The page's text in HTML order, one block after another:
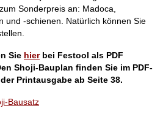
Sonderpreis an: Madoca,
und -schienen. Natürlich können Sie
Sie hierbei Festool als PDF
Shoji-Bauplan finden Sie im PDF-
Printausgabe ab Seite 38.
Bausatz